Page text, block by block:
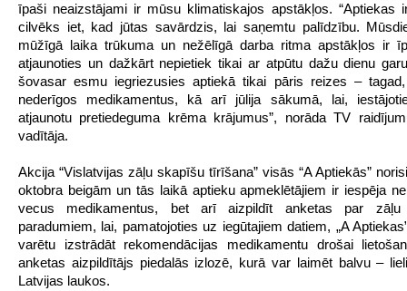
īpaši neaizstājami ir mūsu klimatiskajos apstākļos. “Aptiekas
cilvēks iet, kad jūtas savārdzis, lai saņemtu palīdzību.
mūžīgā laika trūkuma un nežēlīgā darba ritma apstākļos ir
atjaunoties un dažkārt nepietiek tikai ar atpūtu dažu dienu
šovasar esmu iegriezusies aptiekā tikai pāris reizes –
nederīgos medikamentus, kā arī jūlija sākumā, lai,
atjaunotu pretiedeguma krēma krājumus”, norāda TV
vadītāja.
Akcija “Vislatvijas zāļu skapīšu tīrīšana” visās “A Aptiekās”
oktobra beigām un tās laikā aptieku apmeklētājiem ir iespēja
vecus medikamentus, bet arī aizpildīt anketas par zāļu
paradumiem, lai, pamatojoties uz iegūtajiem datiem, „A
varētu izstrādāt rekomendācijas medikamentu drošai
anketas aizpildītājs piedalās izlozē, kurā var laimēt balvu –
Latvijas laukos.